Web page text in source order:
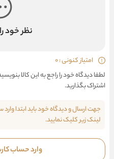
نظر خود
امتیاز کنونی : 0
لطفا دیدگاه خود را راجع به این کالا
اشتراک بگذارید.
جهت ارسال و دیدگاه خود باید ابتدا
لینک زیر کلیک نمایید.
وارد حساب